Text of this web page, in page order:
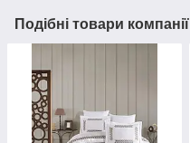
Подібні товари компанії